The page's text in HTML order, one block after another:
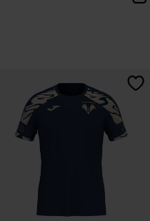
3,7 von 5 Kundenbewertungen